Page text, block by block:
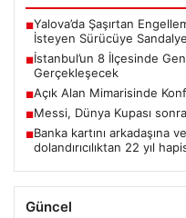
■Yalova’da Şaşırtan
İsteyen Sürücüye
■İstanbul’un 8 İlçesinde
Gerçekleşecek
■Açık Alan Mimarisinde
■Messi, Dünya Kupası
■Banka kartını arkadaşına
dolandırıcılıktan 22 yıl
Güncel